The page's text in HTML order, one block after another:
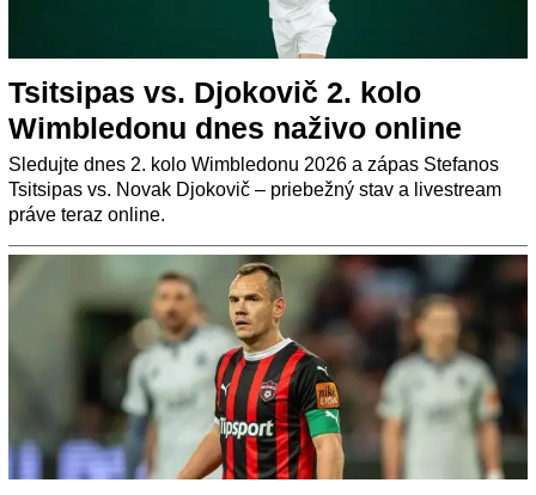
Tsitsipas vs. Djokovič 2. kolo
Wimbledonu dnes naživo online
Sledujte dnes 2. kolo Wimbledonu 2026 a zápas Stefanos
Tsitsipas vs. Novak Djokovič – priebežný stav a livestream
práve teraz online.